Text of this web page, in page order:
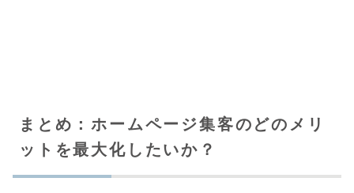
まとめ：ホームページ集客のどのメリ
ットを最大化したいか？